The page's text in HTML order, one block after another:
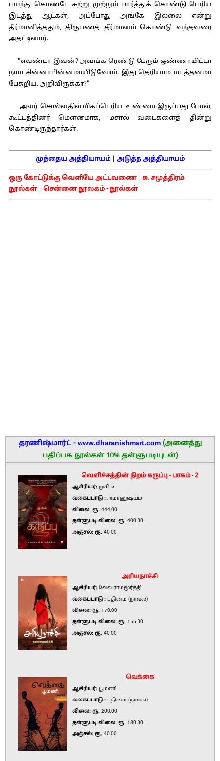
பயந்து கொண்டே சுற்று முற்றும் பார்த்துக் கொண்டு பெரிய
இடத்து ஆட்கள், அப்போது அங்கே இல்லை என்று
தீர்மானித்ததும், திருமணத் தீர்மானம் கொண்டு வந்தவரை
அதட்டினார்.
"எவண்டா இவன்? அவங்க ரெண்டு பேரும் ஒண்ணாயிட்டா
நாம சின்னாபின்னமாயிடுவோம். இது தெரியாம மடத்தனமா
பேசுறிய. அறிவிருக்கா?"
அவர் சொல்வதில் மிகப்பெரிய உண்மை இருப்பது போல்,
கூட்டத்தினர் மௌனமாக, மசால் வடைகளைத் தின்று
கொண்டிருந்தார்கள்.
முந்தைய அத்தியாயம்| அடுத்த அத்தியாயம்
ஒரு கோட்டுக்கு வெளியே அட்டவணை| சு. சமுத்திரம்
நூல்கள்| சென்னை நூலகம் - நூல்கள்
தரணிஷ்மார்ட் - www.dharanishmart.com (அனைத்து
பதிப்பக நூல்கள் 10% தள்ளுபடியுடன்)
வெளிச்சத்தின் நிறம் கருப்பு - பாகம் - 2
ஆசிரியர்: முகில்
வகைப்பாடு : அமானுஷ்யம்
விலை: ரூ. 444.00
தள்ளுபடி விலை: ரூ. 400.00
அஞ்சல்: ரூ. 40.00
அரியநாச்சி
ஆசிரியர்: வேல ராமமூர்த்தி
வகைப்பாடு : புதினம் (நாவல்)
விலை: ரூ. 170.00
தள்ளுபடி விலை: ரூ. 155.00
அஞ்சல்: ரூ. 40.00
வெக்கை
ஆசிரியர்: பூமணி
வகைப்பாடு : புதினம் (நாவல்)
விலை: ரூ. 200.00
தள்ளுபடி விலை: ரூ. 180.00
அஞ்சல்: ரூ. 40.00